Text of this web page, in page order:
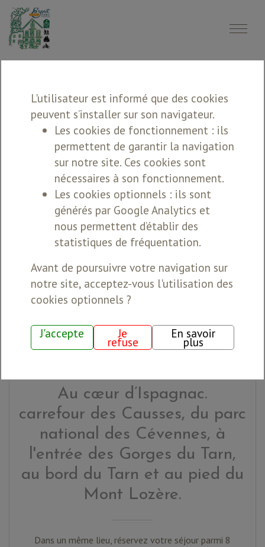
L'utilisateur est informé que des cookies
peuvent s’installer sur son navigateur.
Les cookies de fonctionnement : ils
permettent de garantir la navigation
sur notre site. Ces cookies sont
nécessaires à son fonctionnement.
Les cookies optionnels : ils sont
générés par Google Analytics et
nous permettent d’établir des
statistiques de fréquentation.
Avant de poursuivre votre navigation sur
notre site, acceptez-vous l'utilisation des
cookies optionnels ?
J'accepte Je
refuse
En savoir
plus
BIENVENUE
MAISON SAURY
Arrivée Départ Adultes
RÉSERVER
Au cœur d’Ispagnac.
carrefour des Causses, du parc
national des Cévennes, à
l'entrée des Gorges du Tarn,
au bord du Tarn et au pied du
Mont Lozère.
Dans un même lieu, réservez votre séjour parmi 8